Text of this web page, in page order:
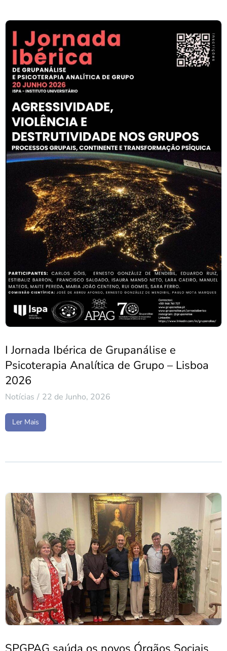
I Jornada Ibérica de Grupanálise e
Psicoterapia Analítica de Grupo – Lisboa
2026
Notícias 22 de Junho, 2026
Ler Mais